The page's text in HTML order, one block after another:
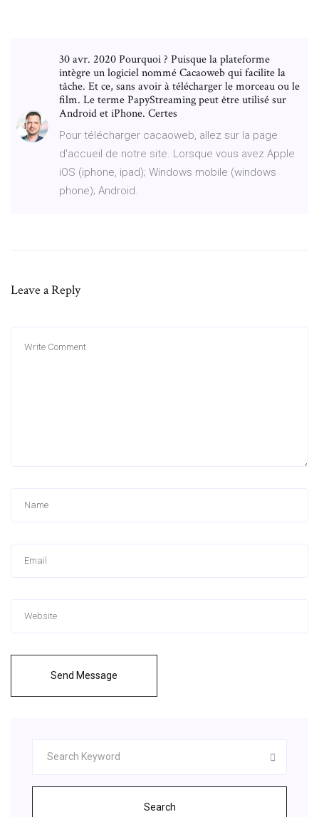
30 avr. 2020 Pourquoi ? Puisque la plateforme
intègre un logiciel nommé Cacaoweb qui facilite la
tâche. Et ce, sans avoir à télécharger le morceau ou le
film. Le terme PapyStreaming peut être utilisé sur
Android et iPhone. Certes
Pour télécharger cacaoweb, allez sur la page
d'accueil de notre site. Lorsque vous avez Apple
iOS (iphone, ipad); Windows mobile (windows
phone); Android.
Leave a Reply
Send Message
Search